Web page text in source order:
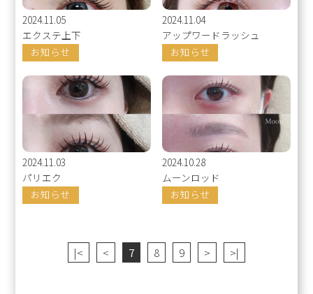
2024.11.05
エクステ上下
お知らせ
2024.11.04
アップワードラッシュ
お知らせ
2024.11.03
パリエク
お知らせ
2024.10.28
ムーンロッド
お知らせ
|< < 7 8 9 > >|